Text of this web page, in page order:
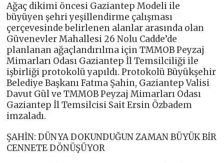
Ağaç dikimi öncesi Gaziantep Modeli ile
büyüyen şehri yeşillendirme çalışması
çerçevesinde belirlenen alanlar arasında olan
Güvenevler Mahallesi 26 Nolu Cadde’de
planlanan ağaçlandırılma için TMMOB Peyzaj
Mimarları Odası Gaziantep İl Temsilciliği ile
işbirliği protokolü yapıldı. Protokolü Büyükşehir
Belediye Başkanı Fatma Şahin, Gaziantep Valisi
Davut Gül ve TMMOB Peyzaj Mimarları Odası
Gaziantep İl Temsilcisi Sait Ersin Özbadem
imzaladı.
ŞAHİN: DÜNYA DOKUNDUĞUN ZAMAN BÜYÜK BİR
CENNETE DÖNÜŞÜYOR